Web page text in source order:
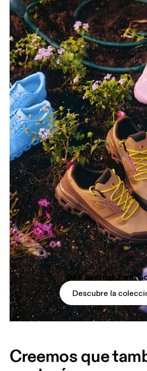
On × Sky High Farm
Descubre la
Creemos que